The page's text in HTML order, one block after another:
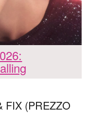
FIX (PREZZO